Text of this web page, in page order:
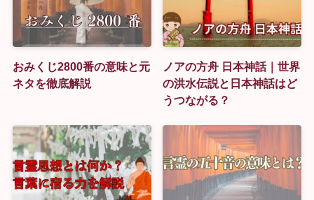
おみくじ2800番の意味と元
ネタを徹底解説
ノアの方舟 日本神話｜世界
の洪水伝説と日本神話はど
うつながる？